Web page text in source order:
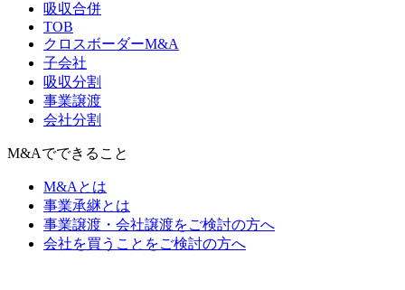
吸収合併
TOB
クロスボーダーM&A
子会社
吸収分割
事業譲渡
会社分割
M&Aでできること
M&Aとは
事業承継とは
事業譲渡・会社譲渡をご検討の方へ
会社を買うことをご検討の方へ